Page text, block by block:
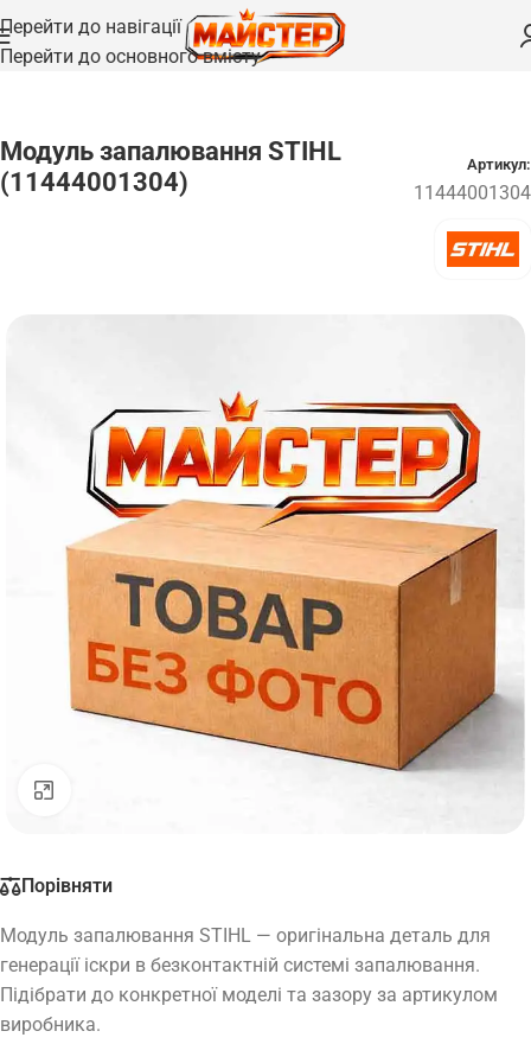
Перейти до навігації
Перейти до основного вмісту
Головна /Запчастини/Запалювання та свічки
Модуль запалювання STIHL
(11444001304)
Артикул:
11444001304
Порівняти
Модуль запалювання STIHL — оригінальна деталь для
генерації іскри в безконтактній системі запалювання.
Підібрати до конкретної моделі та зазору за артикулом
виробника.